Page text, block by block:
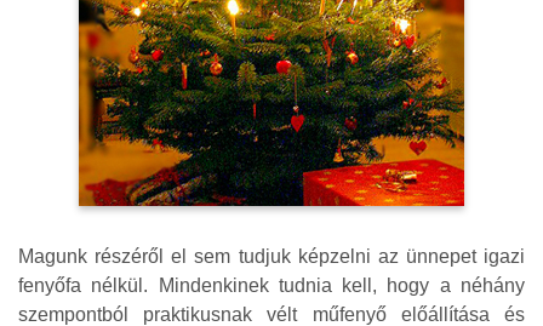
Magunk részéről el sem tudjuk képzelni az ünnepet igazi
fenyőfa nélkül. Mindenkinek tudnia kell, hogy a néhány
szempontból praktikusnak vélt műfenyő előállítása és